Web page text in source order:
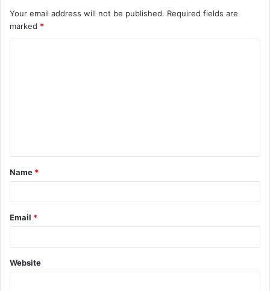
Your email address will not be published. Required fields are
marked *
t
*
Name *
Email *
Website